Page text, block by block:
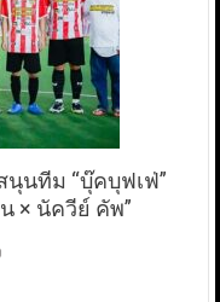
นทีม “บุ๊คบุฟเฟ่”
× นัควีย์ คัพ”